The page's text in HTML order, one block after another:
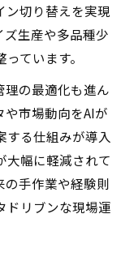
ン切り替えを実現
ズ生産や多品種少
ています。
理の最適化も進ん
市場動向をAIが
する仕組みが導入
大幅に軽減されて
の手作業や経験則
ドリブンな現場運